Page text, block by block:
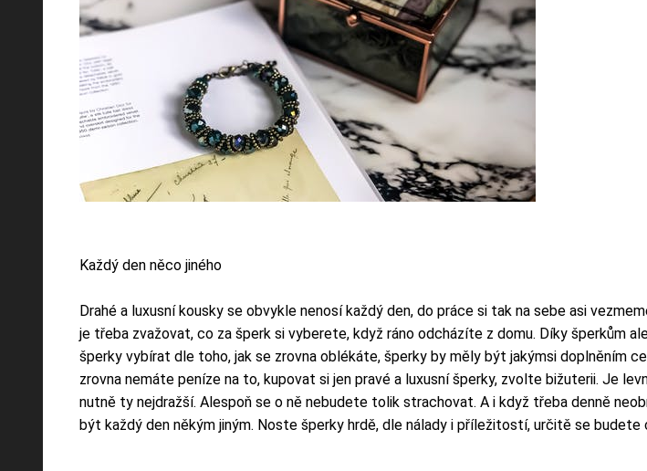
Každý den něco jiného
Drahé a luxusní kousky se obvykle nenosí každý den, do práce si tak na sebe asi
je třeba zvažovat, co za šperk si vyberete, když ráno odcházíte z domu. Díky šperkům
šperky vybírat dle toho, jak se zrovna oblékáte, šperky by měly být jakýmsi doplněním
zrovna nemáte peníze na to, kupovat si jen pravé a luxusní šperky, zvolte bižuterii. Je
nutně ty nejdražší. Alespoň se o ně nebudete tolik strachovat. A i když třeba denně
být každý den někým jiným. Noste šperky hrdě, dle nálady i příležitostí, určitě se